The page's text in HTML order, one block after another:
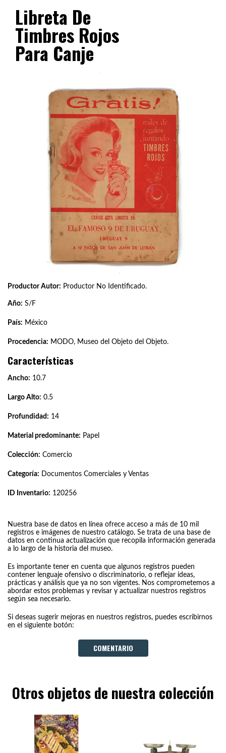
Libreta De
Timbres Rojos
Para Canje
Productor Autor: Productor No Identificado.
Año: S/F
País: México
Procedencia: MODO, Museo del Objeto del Objeto.
Características
Ancho: 10.7
Largo Alto: 0.5
Profundidad: 14
Material predominante: Papel
Colección: Comercio
Categoría: Documentos Comerciales y Ventas
ID Inventario: 120256
Nuestra base de datos en línea ofrece acceso a más de 10 mil
registros e imágenes de nuestro catálogo. Se trata de una base de
datos en continua actualización que recopila información generada
a lo largo de la historia del museo.
Es importante tener en cuenta que algunos registros pueden
contener lenguaje ofensivo o discriminatorio, o reflejar ideas,
prácticas y análisis que ya no son vigentes. Nos comprometemos a
abordar estos problemas y revisar y actualizar nuestros registros
según sea necesario.
Si deseas sugerir mejoras en nuestros registros, puedes escribirnos
en el siguiente botón:
COMENTARIO
Otros objetos de nuestra colección